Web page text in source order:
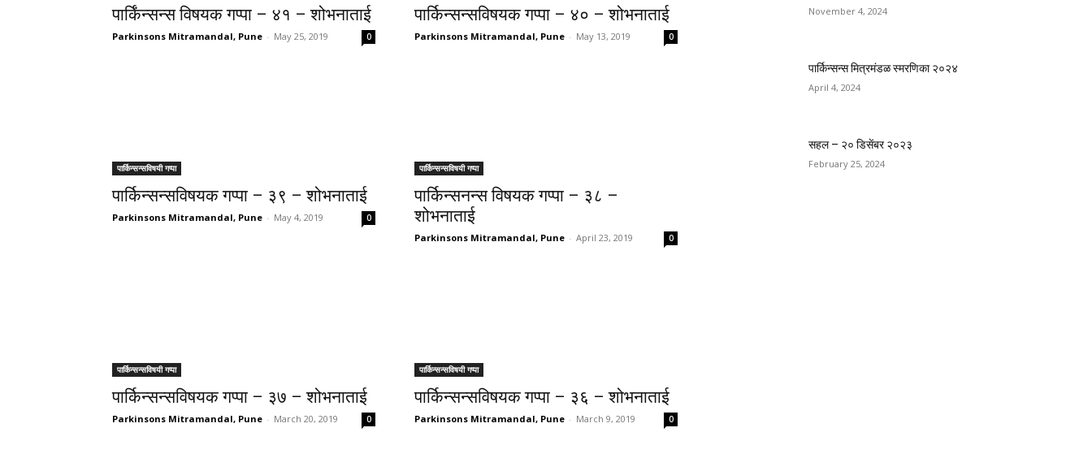
पार्किंन्सन्स विषयक गप्पा – ४१ – शोभनाताई
Parkinsons Mitramandal, Pune - May 25, 2019 0
पार्किन्सन्सविषयक गप्पा – ४० – शोभनाताई
Parkinsons Mitramandal, Pune - May 13, 2019 0
पार्किन्सन्सविषयी गप्पा
पार्किन्सन्सविषयक गप्पा – ३९ – शोभनाताई
Parkinsons Mitramandal, Pune - May 4, 2019 0
पार्किन्सन्सविषयी गप्पा
पार्किन्सनन्स विषयक गप्पा – ३८ –
शोभनाताई
Parkinsons Mitramandal, Pune - April 23, 2019 0
पार्किन्सन्सविषयी गप्पा
पार्किन्सन्सविषयक गप्पा – ३७ – शोभनाताई
Parkinsons Mitramandal, Pune - March 20, 2019 0
पार्किन्सन्सविषयी गप्पा
पार्किन्सन्सविषयक गप्पा – ३६ – शोभनाताई
Parkinsons Mitramandal, Pune - March 9, 2019 0
November 4, 2024
पार्किन्सन्स मित्रमंडळ स्मरणिका २०२४
April 4, 2024
सहल – २० डिसेंबर २०२३
February 25, 2024